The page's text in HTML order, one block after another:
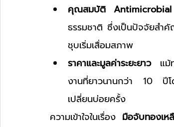
คุณสมบัติ Antimicrobial
ธรรมชาติ ซึ่งเป็นปัจจัยสำ
ชุบเริ่มเสื่อมสภาพ
ราคาและมูลค่าระยะยาว แม้ท
งานที่ยาวนานกว่า 10 ปีโ
เปลี่ยนบ่อยครั้ง
ความเข้าใจในเรื่อง มือจับทองเ